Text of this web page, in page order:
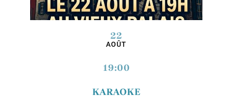
22
AOÛT
19:00
KARAOKE